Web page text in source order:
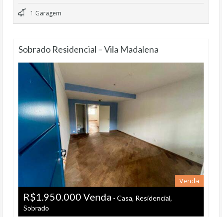
1 Garagem
Sobrado Residencial – Vila Madalena
Venda
R$1.950.000 Venda - Casa, Residencial,
Sobrado